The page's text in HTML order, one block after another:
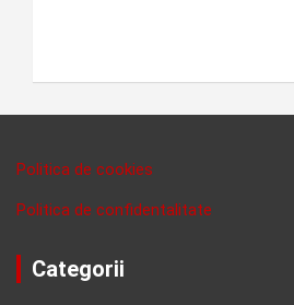
Politica de cookies
Politica de confidentalitate
Categorii